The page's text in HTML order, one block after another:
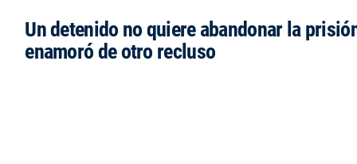
Un detenido no quiere abandonar la
enamoró de otro recluso